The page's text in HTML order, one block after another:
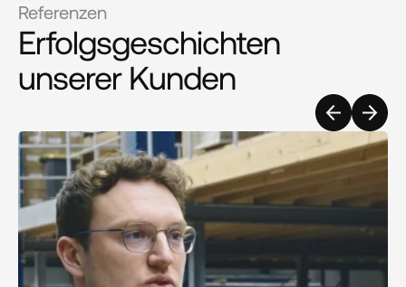
Referenzen
Erfolgsgeschichten
unserer Kunden